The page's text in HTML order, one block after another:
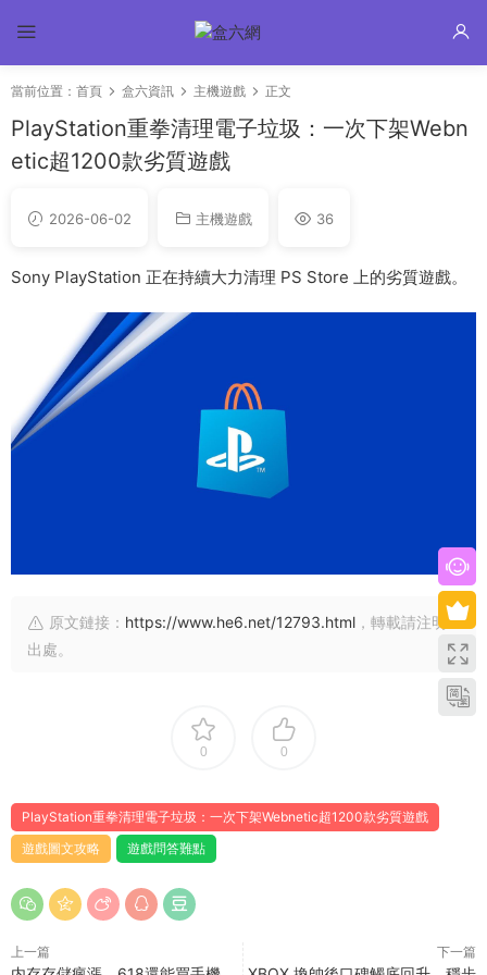
當前位置： 首頁 盒六資訊 主機遊戲 正文
PlayStation重拳清理電子垃圾：一次下架Webn
etic超1200款劣質遊戲
2026-06-02 主機遊戲 36
Sony PlayStation 正在持續大力清理 PS Store 上的劣質遊戲。
原文鏈接： https://www.he6.net/12793.html ，轉載請注明
出處。
0 0
PlayStation重拳清理電子垃圾：一次下架Webnetic超1200款劣質遊戲
遊戲圖文攻略
遊戲問答難點
上一篇 下一篇